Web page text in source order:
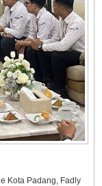
Kota Padang, Fadly